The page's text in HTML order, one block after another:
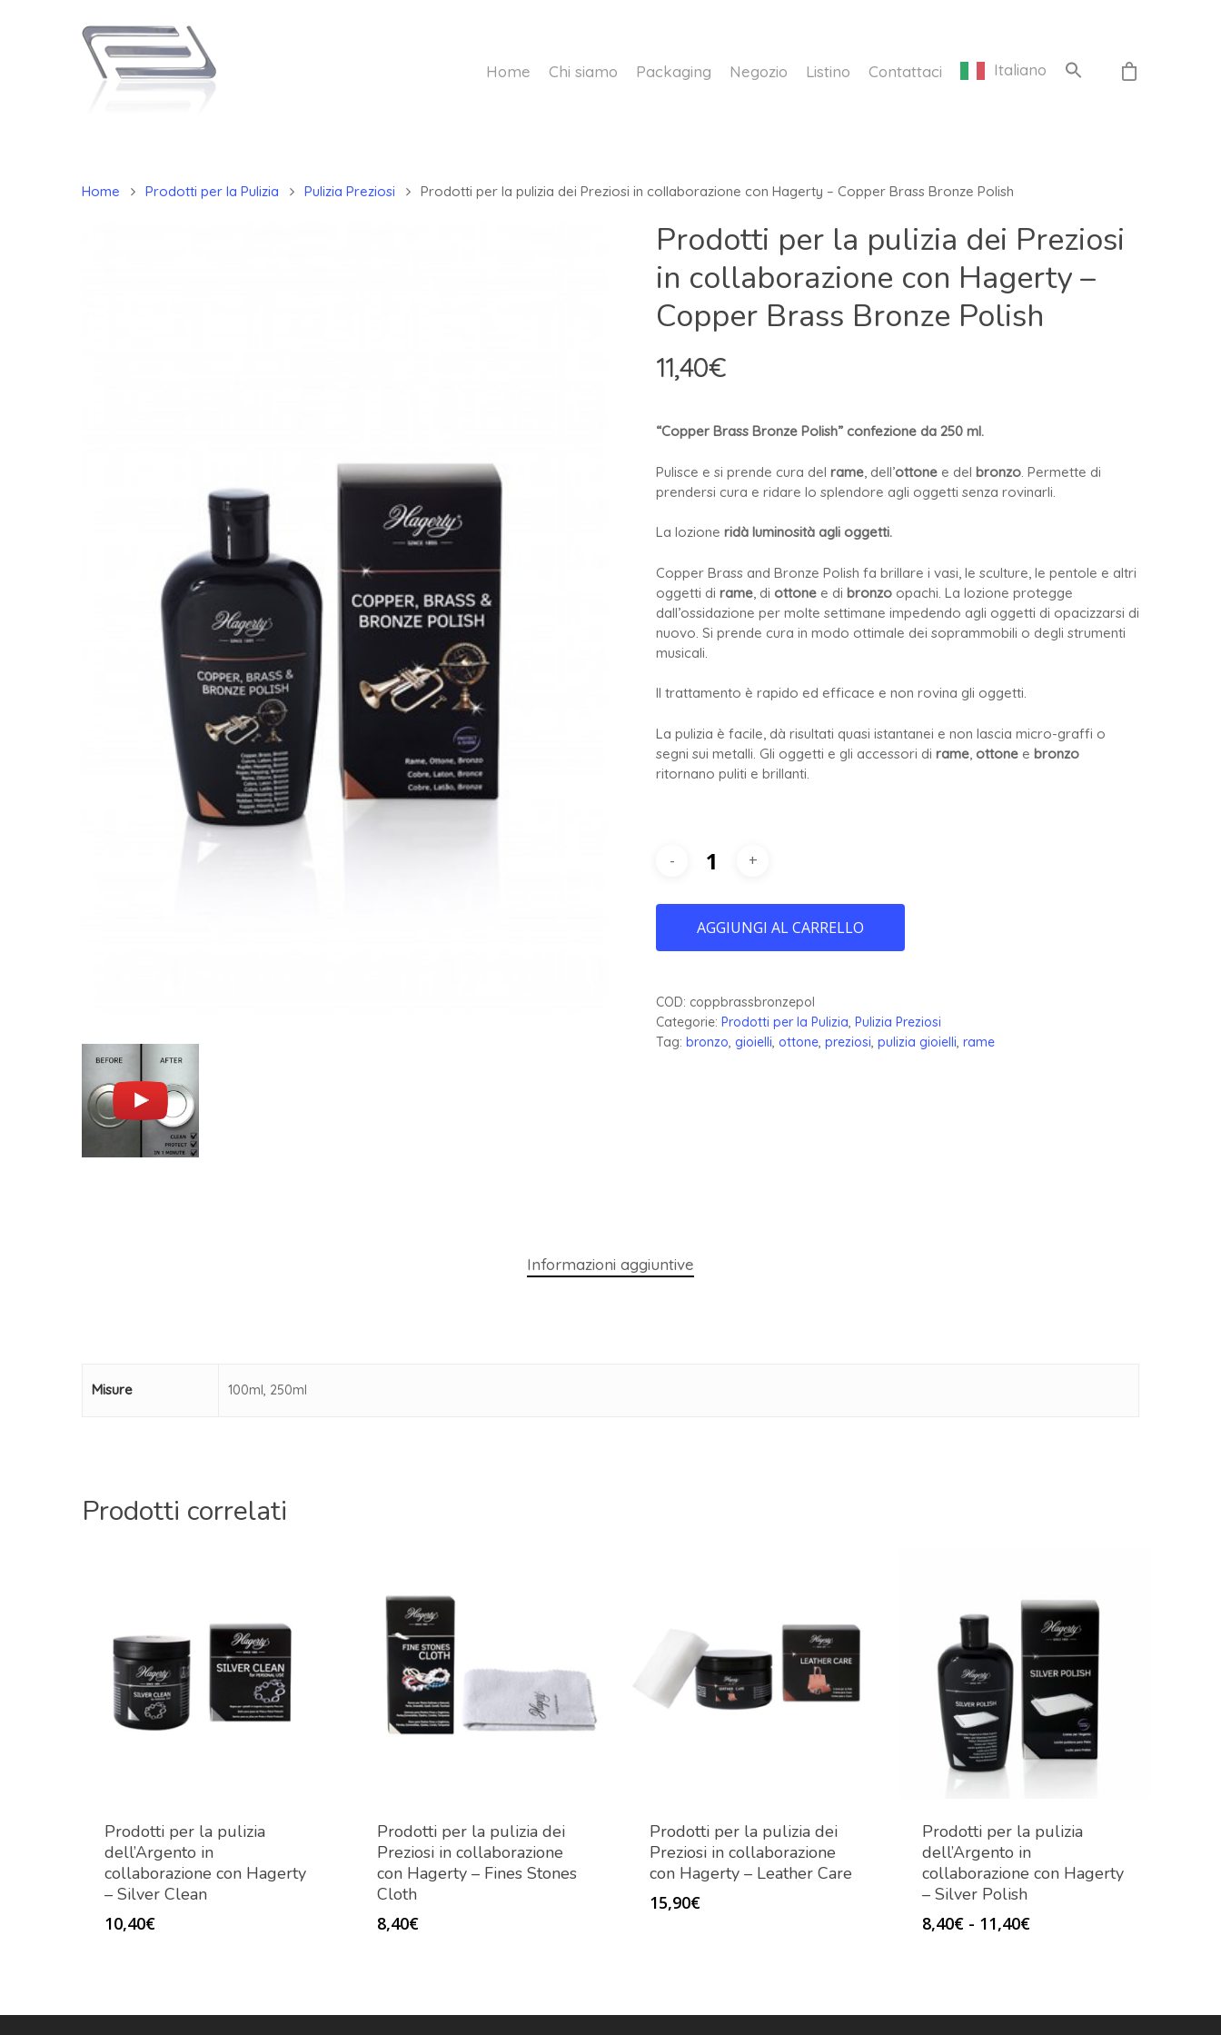
Home Chi siamo Packaging Negozio Listino Contattaci Italiano
Home Prodotti per la Pulizia Pulizia Preziosi Prodotti per la pulizia dei Preziosi in collaborazione con Hagerty – Copper Brass Bronze Polish
Prodotti per la pulizia dei Preziosi
in collaborazione con Hagerty –
Copper Brass Bronze Polish
11,40€
“Copper Brass Bronze Polish” confezione da 250 ml.
Pulisce e si prende cura del rame , dell’ottone e del bronzo . Permette di
prendersi cura e ridare lo splendore agli oggetti senza rovinarli.
La lozione ridà luminosità agli oggetti.
Copper Brass and Bronze Polish fa brillare i vasi, le sculture, le pentole e altri
oggetti di rame , di ottone e di bronzo opachi. La lozione protegge
dall’ossidazione per molte settimane impedendo agli oggetti di opacizzarsi di
nuovo. Si prende cura in modo ottimale dei soprammobili o degli strumenti
musicali.
Il trattamento è rapido ed efficace e non rovina gli oggetti.
La pulizia è facile, dà risultati quasi istantanei e non lascia micro-graffi o
segni sui metalli. Gli oggetti e gli accessori di rame ottone e bronzo
ritornano puliti e brillanti.
AGGIUNGI AL CARRELLO
COD: coppbrassbronzepol
Categorie: Prodotti per la Pulizia Pulizia Preziosi
Tag: bronzo gioielli ottone preziosi pulizia gioielli rame
Informazioni aggiuntive
Misure 100ml, 250ml
Prodotti correlati
Prodotti per la pulizia
dell’Argento in
collaborazione con Hagerty
– Silver Clean
10,40€
Prodotti per la pulizia dei
Preziosi in collaborazione
con Hagerty – Fines Stones
Cloth
8,40€
Prodotti per la pulizia dei
Preziosi in collaborazione
con Hagerty – Leather Care
15,90€
Prodotti per la pulizia
dell’Argento in
collaborazione con Hagerty
– Silver Polish
8,40€ - 11,40€Fascia
a